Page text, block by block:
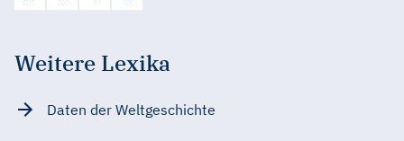
Weitere Lexika
Daten der Weltgeschichte